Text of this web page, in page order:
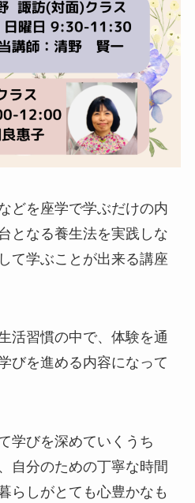
どを座学で学ぶだけの内
となる養生法を実践しな
て学ぶことが出来る講座
活習慣の中で、体験を通
びを進める内容になって
学びを深めていくうち
自分のための丁寧な時間
らしがとても心豊かなも